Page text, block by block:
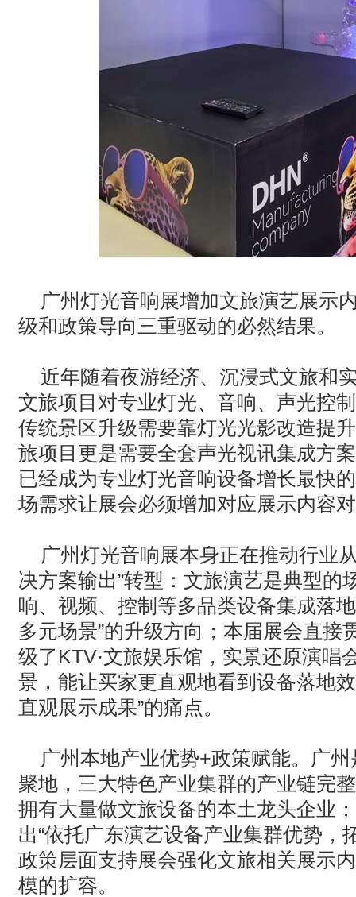
广州灯光音响展增加文旅演艺展示
级和政策导向三重驱动的必然结果。‌
近年随着夜游经济、沉浸式文旅和
文旅项目对专业灯光、音响、声光控
传统景区升级需要靠灯光光影改造提
旅项目更是需要全套声光视讯集成方
已经成为专业灯光音响设备增长最快
场需求让展会必须增加对应展示内容
广州灯光音响展本身正在推动行业
决方案输出”转型：文旅演艺是典型的
响、视频、控制等多品类设备集成落
多元场景”的升级方向；本届展会直接
级了 KTV·文旅娱乐馆，实景还原演唱
景，能让买家更直观地看到设备落地
直观展示成果”的痛点。
广州本地产业优势+政策赋能。广
聚地，三大特色产业集群的产业链完
拥有大量做文旅设备的本土龙头企业
出“依托广东演艺设备产业集群优势，
政策层面支持展会强化文旅相关展示
模的扩容。